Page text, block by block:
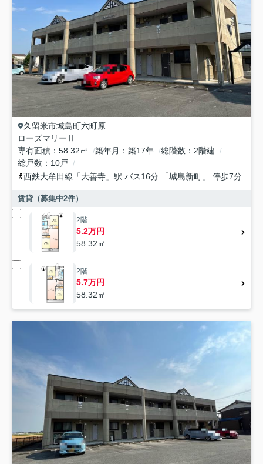
久留米市城島町六町原
ローズマリーⅡ
専有面積
58.32㎡ 築年月 築17年 総階数
2階建
総戸数
10戸
西鉄大牟田線 「大善寺 」駅 バス16分 「城島新町」 停歩7分
賃貸（募集中2件）
2階
5.2万円
58.32㎡
2階
5.7万円
58.32㎡